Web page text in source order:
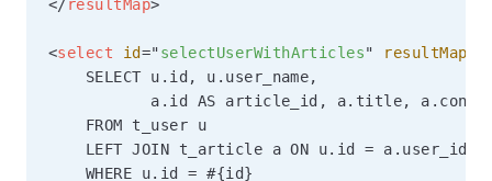
</resultMap>
<select id="selectUserWithArticles" resultMap
    SELECT u.id, u.user_name,
a.id AS article_id, a.title,
    FROM t_user u
    LEFT JOIN t_article a ON u.id = a.user_id